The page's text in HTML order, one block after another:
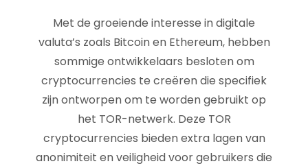
Met de groeiende interesse in digitale
valuta’s zoals Bitcoin en Ethereum, hebben
sommige ontwikkelaars besloten om
cryptocurrencies te creëren die specifiek
zijn ontworpen om te worden gebruikt op
het TOR-netwerk. Deze TOR
cryptocurrencies bieden extra lagen van
anonimiteit en veiligheid voor gebruikers die